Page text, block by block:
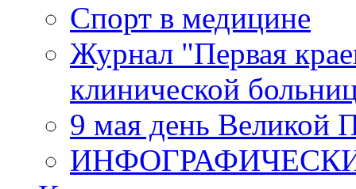
Спорт в медицине
Журнал "Первая
клинической
9 мая день Великой